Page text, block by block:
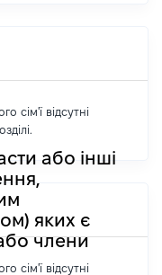
сім'ї відсутні
або інші
яких є
члени
сім'ї відсутні